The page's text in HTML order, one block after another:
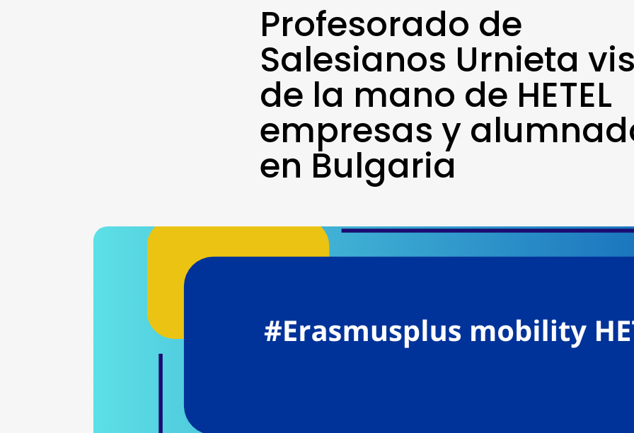
Profesorado de
Salesianos Urnieta
de la mano de HETEL
empresas y
en Bulgaria